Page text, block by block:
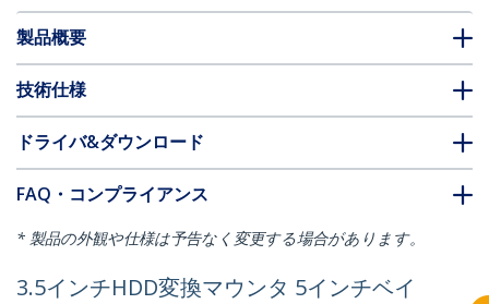
製品概要
技術仕様
ドライバ&ダウンロード
FAQ・コンプライアンス
* 製品の外観や仕様は予告なく変更する場合があります。
3.5インチHDD変換マウンタ 5インチベイ